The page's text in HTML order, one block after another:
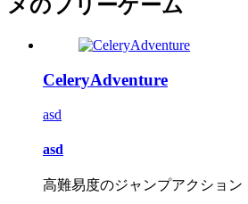
メのフリーゲーム
CeleryAdventure
asd
asd
高難易度のジャンプアクション